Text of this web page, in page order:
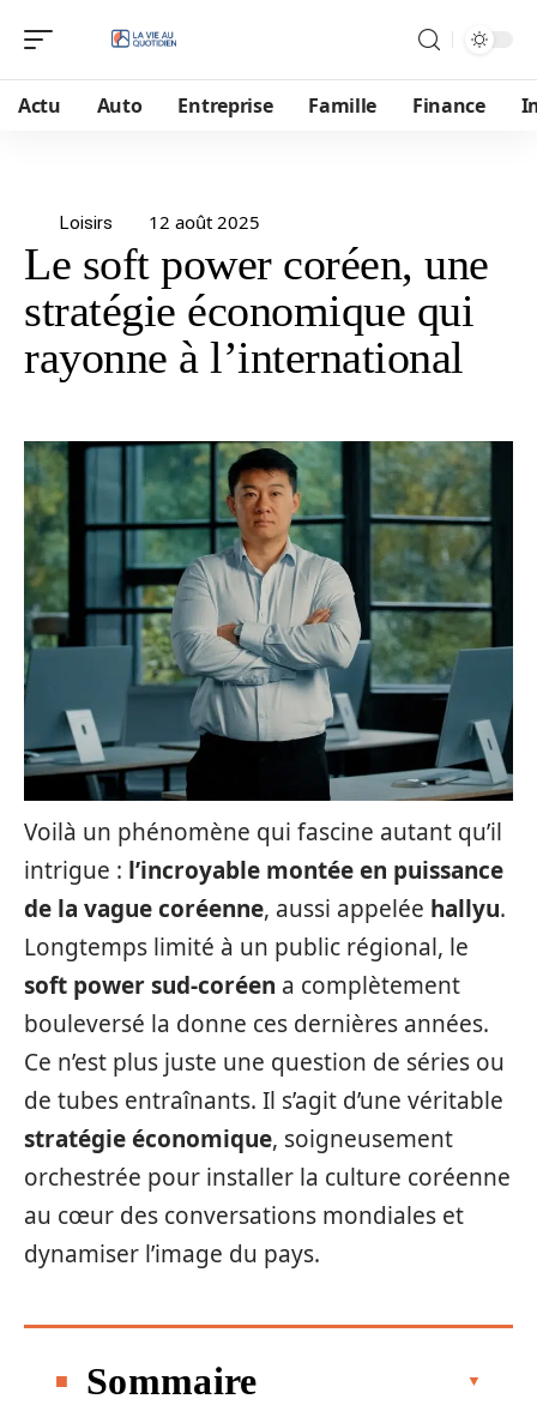
Actu Auto Entreprise Famille Finance
Loisirs 12 août 2025
Le soft power coréen, une
stratégie économique qui
rayonne à l’international
Voilà un phénomène qui fascine autant qu’il
intrigue : l’incroyable montée en puissance
de la vague coréenne, aussi appelée hallyu.
Longtemps limité à un public régional, le
soft power sud-coréen a complètement
bouleversé la donne ces dernières années.
Ce n’est plus juste une question de séries ou
de tubes entraînants. Il s’agit d’une véritable
stratégie économique, soigneusement
orchestrée pour installer la culture coréenne
au cœur des conversations mondiales et
dynamiser l’image du pays.
Sommaire